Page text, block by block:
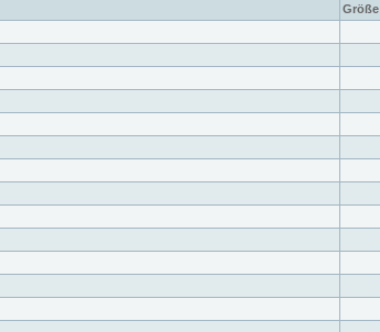
Größe